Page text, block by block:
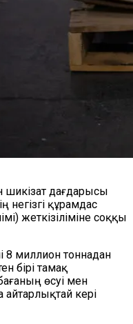
шикізат дағдарысы
негізгі құрамдас
жеткізіліміне соққы
8 миллион тоннадан
бірі тамақ
өсуі мен
кері